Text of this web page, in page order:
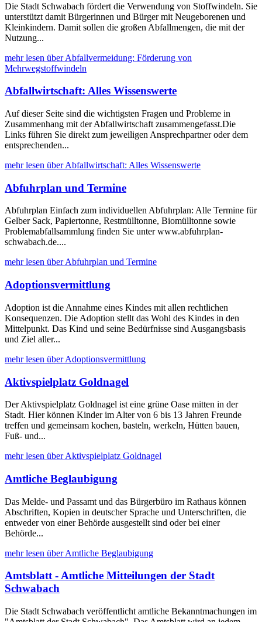
Die Stadt Schwabach fördert die Verwendung von Stoffwindeln. Sie
unterstützt damit Bürgerinnen und Bürger mit Neugeborenen und
Kleinkindern. Damit sollen die großen Abfallmengen, die mit der
Nutzung...
mehr lesen über Abfallvermeidung: Förderung von
Mehrwegstoffwindeln
Abfallwirtschaft: Alles Wissenswerte
Auf dieser Seite sind die wichtigsten Fragen und Probleme in
Zusammenhang mit der Abfallwirtschaft zusammengefasst.Die
Links führen Sie direkt zum jeweiligen Ansprechpartner oder dem
entsprechenden...
mehr lesen über Abfallwirtschaft: Alles Wissenswerte
Abfuhrplan und Termine
Abfuhrplan Einfach zum individuellen Abfuhrplan: Alle Termine für
Gelber Sack, Papiertonne, Restmülltonne, Biomülltonne sowie
Problemabfallsammlung finden Sie unter www.abfuhrplan-
schwabach.de....
mehr lesen über Abfuhrplan und Termine
Adoptionsvermittlung
Adoption ist die Annahme eines Kindes mit allen rechtlichen
Konsequenzen. Die Adoption stellt das Wohl des Kindes in den
Mittelpunkt. Das Kind und seine Bedürfnisse sind Ausgangsbasis
und Ziel aller...
mehr lesen über Adoptionsvermittlung
Aktivspielplatz Goldnagel
Der Aktivspielplatz Goldnagel ist eine grüne Oase mitten in der
Stadt. Hier können Kinder im Alter von 6 bis 13 Jahren Freunde
treffen und gemeinsam kochen, basteln, werkeln, Hütten bauen,
Fuß- und...
mehr lesen über Aktivspielplatz Goldnagel
Amtliche Beglaubigung
Das Melde- und Passamt und das Bürgerbüro im Rathaus können
Abschriften, Kopien in deutscher Sprache und Unterschriften, die
entweder von einer Behörde ausgestellt sind oder bei einer
Behörde...
mehr lesen über Amtliche Beglaubigung
Amtsblatt - Amtliche Mitteilungen der Stadt
Schwabach
Die Stadt Schwabach veröffentlicht amtliche Bekanntmachungen im